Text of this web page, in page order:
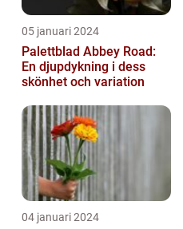
05 januari 2024
Palettblad Abbey Road:
En djupdykning i dess
skönhet och variation
04 januari 2024